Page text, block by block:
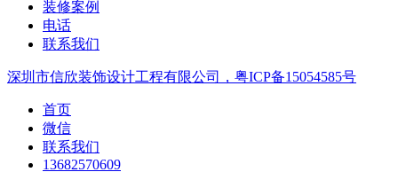
装修案例
电话
联系我们
深圳市信欣装饰设计工程有限公司，粤ICP备15054585号
首页
微信
联系我们
13682570609